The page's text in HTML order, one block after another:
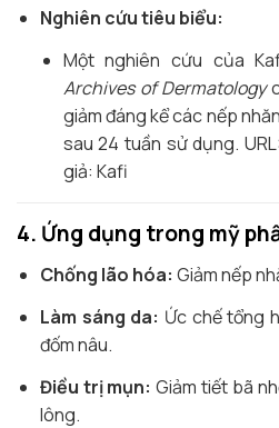
Nghiên cứu tiêu biểu:
Một nghiên cứu của
Archives of Dermatology
giảm đáng kể các nếp
sau 24 tuần sử dụng.
giả: Kafi
4. Ứng dụng trong mỹ
Chống lão hóa: Giảm nếp
Làm sáng da: Ức chế tổng
đốm nâu.
Điều trị mụn: Giảm tiết bã
lông.